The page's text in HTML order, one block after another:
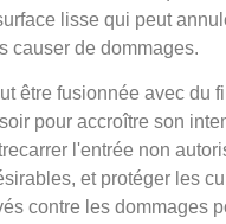
lisse qui peut
causer de dommages.
être fusionnée avec du
pour accroître son
l'entrée non
et protéger les
contre les dommages